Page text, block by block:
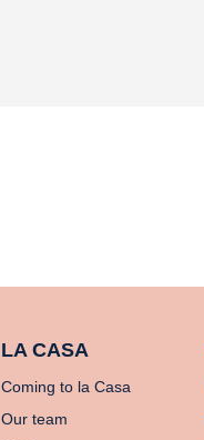
LA CASA
Coming to la Casa
Our team